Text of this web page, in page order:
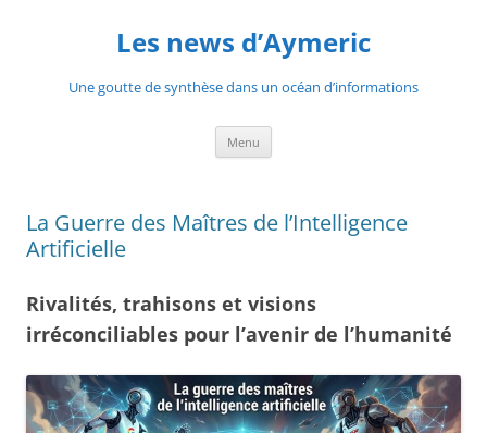
Les news d’Aymeric
Une goutte de synthèse dans un océan d’informations
Menu
La Guerre des Maîtres de l’Intelligence
Artificielle
Rivalités, trahisons et visions
irréconciliables pour l’avenir de l’humanité